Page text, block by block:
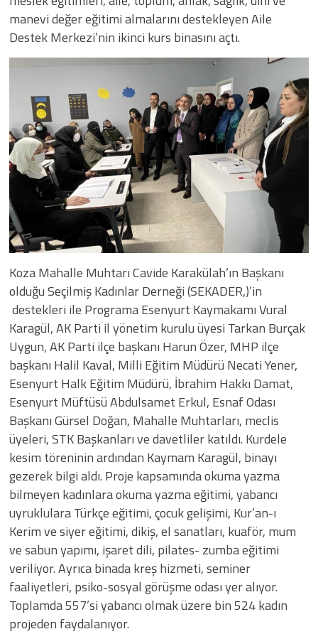
manevi değer eğitimi almalarını destekleyen Aile
Destek Merkezi’nin ikinci kurs binasını açtı.
Koza Mahalle Muhtarı Cavide Karakülah’ın Başkanı
olduğu Seçilmiş Kadınlar Derneği (SEKADER,)’in
destekleri ile Programa Esenyurt Kaymakamı Vural
Karagül, AK Parti il yönetim kurulu üyesi Tarkan Burçak
Uygun, AK Parti ilçe başkanı Harun Özer, MHP ilçe
başkanı Halil Kaval, Milli Eğitim Müdürü Necati Yener,
Esenyurt Halk Eğitim Müdürü, İbrahim Hakkı Damat,
Esenyurt Müftüsü Abdulsamet Erkul, Esnaf Odası
Başkanı Gürsel Doğan, Mahalle Muhtarları, meclis
üyeleri, STK Başkanları ve davetliler katıldı. Kurdele
kesim töreninin ardından Kaymam Karagül, binayı
gezerek bilgi aldı. Proje kapsamında okuma yazma
bilmeyen kadınlara okuma yazma eğitimi, yabancı
uyruklulara Türkçe eğitimi, çocuk gelişimi, Kur’an-ı
Kerim ve siyer eğitimi, dikiş, el sanatları, kuaför, mum
ve sabun yapımı, işaret dili, pilates- zumba eğitimi
veriliyor. Ayrıca binada kreş hizmeti, seminer
faaliyetleri, psiko-sosyal görüşme odası yer alıyor.
Toplamda 557’si yabancı olmak üzere bin 524 kadın
projeden faydalanıyor.